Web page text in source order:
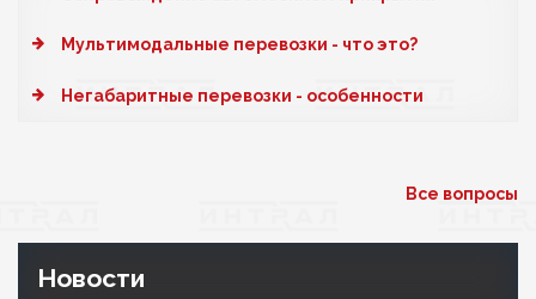
Мультимодальные перевозки - что это?
Негабаритные перевозки - особенности
Все вопросы
Новости